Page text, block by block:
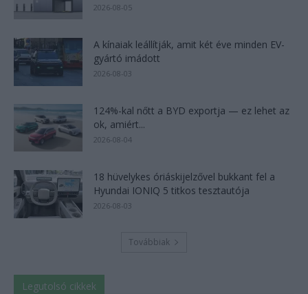
2026-08-05
A kínaiak leállítják, amit két éve minden EV-
gyártó imádott
2026-08-03
124%-kal nőtt a BYD exportja — ez lehet az
ok, amiért...
2026-08-04
18 hüvelykes óriáskijelzővel bukkant fel a
Hyundai IONIQ 5 titkos tesztautója
2026-08-03
Továbbiak
Legutolsó cikkek